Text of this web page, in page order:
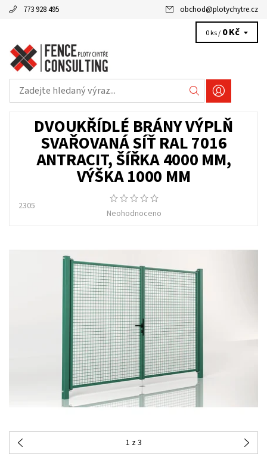
773 928 495 obchod@plotychytre.cz
0 ks / 0 Kč
DVOUKŘÍDLÉ BRÁNY VÝPLŇ
SVAŘOVANÁ SÍŤ RAL 7016
ANTRACIT, ŠÍŘKA 4000 MM,
VÝŠKA 1000 MM
2305
Neohodnoceno
1 z 3